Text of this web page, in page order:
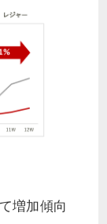
増加傾向